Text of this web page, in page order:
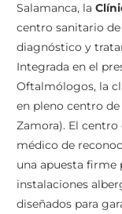
Salamanca, la
centro sanitario
diagnóstico y
Integrada en el
Oftalmólogos, la
en pleno centro
Zamora). El
médico de
una apuesta firme
instalaciones
diseñados para